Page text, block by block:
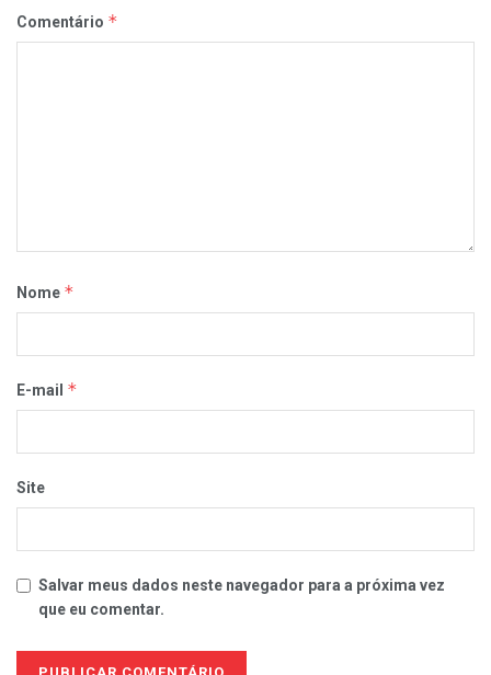
Comentário *
Nome *
E-mail *
Site
Salvar meus dados neste navegador para a próxima vez
que eu comentar.